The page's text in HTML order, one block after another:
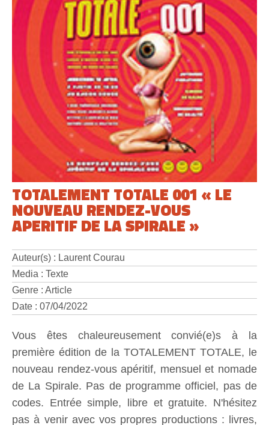
TOTALEMENT TOTALE 001 « LE
NOUVEAU RENDEZ-VOUS
APERITIF DE LA SPIRALE »
Auteur(s) : Laurent Courau
Media : Texte
Genre : Article
Date : 07/04/2022
Vous êtes chaleureusement convié(e)s à la
première édition de la TOTALEMENT TOTALE, le
nouveau rendez-vous apéritif, mensuel et nomade
de La Spirale. Pas de programme officiel, pas de
codes. Entrée simple, libre et gratuite. N'hésitez
pas à venir avec vos propres productions : livres,